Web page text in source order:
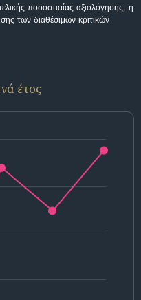
ποσοστιαίας αξιολόγησης, η
των διαθέσιμων κριτικών
έτος